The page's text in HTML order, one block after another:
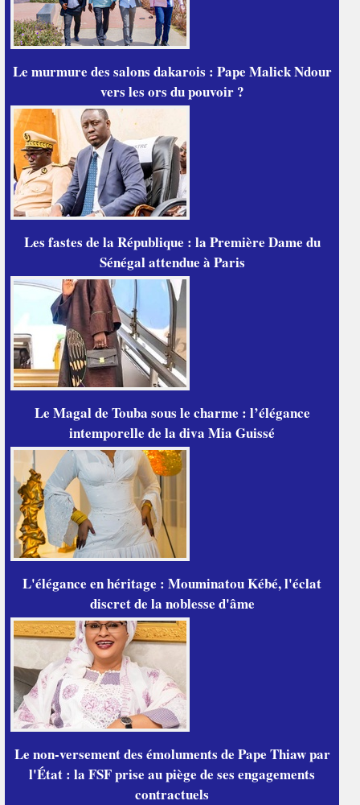
Le murmure des salons dakarois : Pape Malick Ndour
vers les ors du pouvoir ?
Les fastes de la République : la Première Dame du
Sénégal attendue à Paris
Le Magal de Touba sous le charme : l’élégance
intemporelle de la diva Mia Guissé
L'élégance en héritage : Mouminatou Kébé, l'éclat
discret de la noblesse d'âme
Le non-versement des émoluments de Pape Thiaw par
l'État : la FSF prise au piège de ses engagements
contractuels